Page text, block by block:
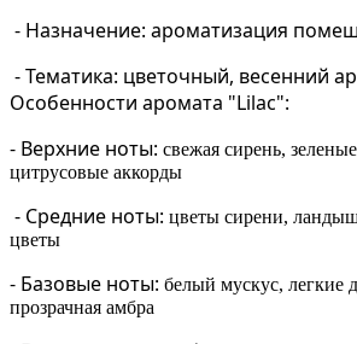
- Назначение: ароматизация
- Тематика: цветочный, весенний
Особенности аромата "Lilac":
- Верхние ноты: свежая сирень,
цитрусовые аккорды
- Средние ноты: цветы сирени,
цветы
- Базовые ноты: белый мускус, легкие
прозрачная амбра